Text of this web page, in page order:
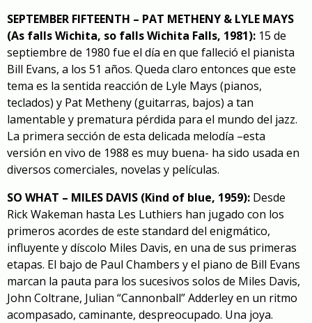
SEPTEMBER FIFTEENTH – PAT METHENY & LYLE MAYS
(As falls Wichita, so falls Wichita Falls, 1981): 15 de
septiembre de 1980 fue el día en que falleció el pianista
Bill Evans, a los 51 años. Queda claro entonces que este
tema es la sentida reacción de Lyle Mays (pianos,
teclados) y Pat Metheny (guitarras, bajos) a tan
lamentable y prematura pérdida para el mundo del jazz.
La primera sección de esta delicada melodía –esta
versión en vivo de 1988 es muy buena- ha sido usada en
diversos comerciales, novelas y películas.
SO WHAT – MILES DAVIS (Kind of blue, 1959): Desde
Rick Wakeman hasta Les Luthiers han jugado con los
primeros acordes de este standard del enigmático,
influyente y díscolo Miles Davis, en una de sus primeras
etapas. El bajo de Paul Chambers y el piano de Bill Evans
marcan la pauta para los sucesivos solos de Miles Davis,
John Coltrane, Julian “Cannonball” Adderley en un ritmo
acompasado, caminante, despreocupado. Una joya.